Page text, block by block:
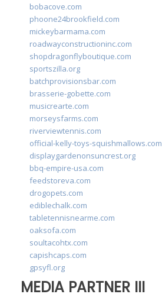
bobacove.com
phoone24brookfield.com
mickeybarmama.com
roadwayconstructioninc.com
shopdragonflyboutique.com
sportszilla.org
batchprovisionsbar.com
brasserie-gobette.com
musicrearte.com
morseysfarms.com
riverviewtennis.com
official-kelly-toys-squishmallows.com
displaygardenonsuncrest.org
bbq-empire-usa.com
feedstoreva.com
drogopets.com
ediblechalk.com
tabletennisnearme.com
oaksofa.com
soultacohtx.com
capishcaps.com
gpsyfl.org
MEDIA PARTNER III